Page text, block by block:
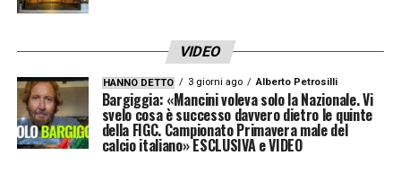
VIDEO
HANNO DETTO 3 giorni ago Alberto Petrosilli
Bargiggia: «Mancini voleva solo la Nazionale. Vi
svelo cosa è successo davvero dietro le quinte
della FIGC. Campionato Primavera male del
calcio italiano» ESCLUSIVA e VIDEO